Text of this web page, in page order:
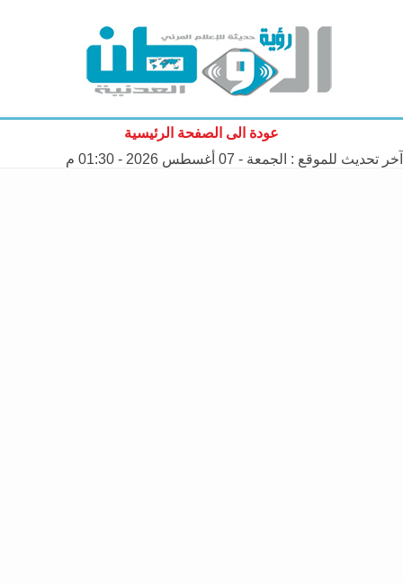
عودة الى الصفحة الرئيسية
آخر تحديث للموقع : الجمعة - 07 أغسطس 2026 - 01:30 م